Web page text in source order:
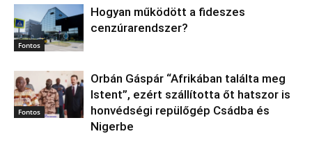
Fontos
Hogyan működött a fideszes
cenzúrarendszer?
Fontos
Orbán Gáspár “Afrikában találta meg
Istent”, ezért szállította őt hatszor is
honvédségi repülőgép Csádba és
Nigerbe